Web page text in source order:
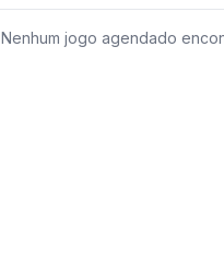
Nenhum jogo agendado